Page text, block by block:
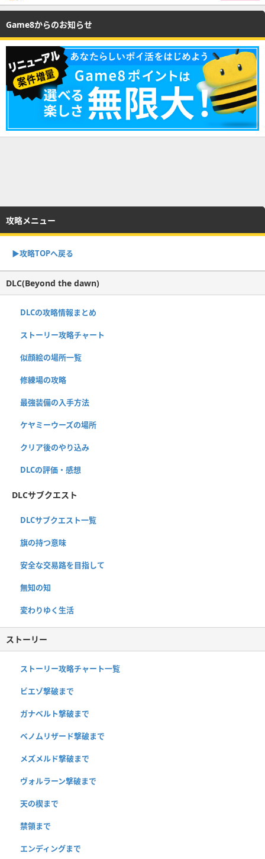
Game8からのお知らせ
攻略メニュー
▶︎攻略TOPへ戻る
DLC(Beyond the dawn)
DLCの攻略情報まとめ
ストーリー攻略チャート
似顔絵の場所一覧
修練場の攻略
最強装備の入手方法
ケヤミーウーズの場所
クリア後のやり込み
DLCの評価・感想
DLCサブクエスト
DLCサブクエスト一覧
旗の持つ意味
安全な交易路を目指して
無知の知
変わりゆく生活
ストーリー
ストーリー攻略チャート一覧
ビエゾ撃破まで
ガナベルト撃破まで
ベノムリザード撃破まで
メズメルド撃破まで
ヴォルラーン撃破まで
天の楔まで
禁領まで
エンディングまで